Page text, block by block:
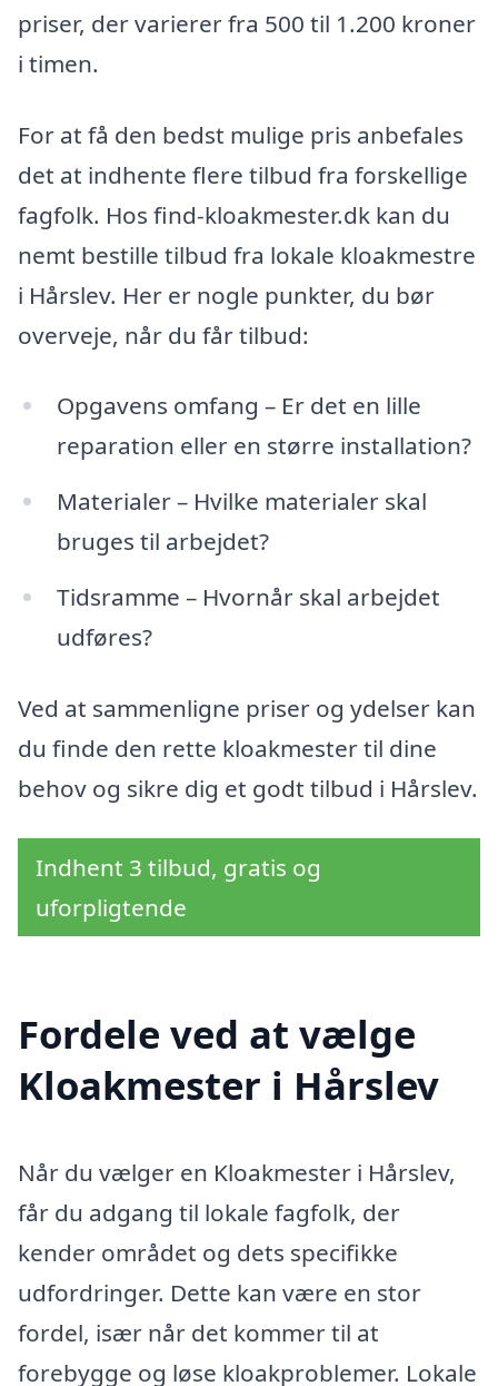
priser, der varierer fra 500 til 1.200 kroner
i timen.
For at få den bedst mulige pris anbefales
det at indhente flere tilbud fra forskellige
fagfolk. Hos find-kloakmester.dk kan du
nemt bestille tilbud fra lokale kloakmestre
i Hårslev. Her er nogle punkter, du bør
overveje, når du får tilbud:
Opgavens omfang – Er det en lille
reparation eller en større installation?
Materialer – Hvilke materialer skal
bruges til arbejdet?
Tidsramme – Hvornår skal arbejdet
udføres?
Ved at sammenligne priser og ydelser kan
du finde den rette kloakmester til dine
behov og sikre dig et godt tilbud i Hårslev.
Indhent 3 tilbud, gratis og
uforpligtende
Fordele ved at vælge
Kloakmester i Hårslev
Når du vælger en Kloakmester i Hårslev,
får du adgang til lokale fagfolk, der
kender området og dets specifikke
udfordringer. Dette kan være en stor
fordel, især når det kommer til at
forebygge og løse kloakproblemer. Lokale